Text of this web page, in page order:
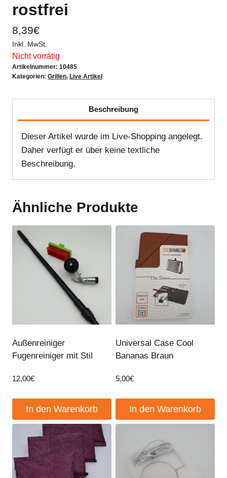
rostfrei
8,39€
Inkl. MwSt.
Nicht vorrätig
Artikelnummer: 10485
Kategorien: Grillen, Live Artikel
Beschreibung
Dieser Artikel wurde im Live-Shopping angelegt.
Daher verfügt er über keine textliche
Beschreibung.
Ähnliche Produkte
Außenreiniger
Fugenreiniger mit Stil
12,00€
In den Warenkorb
Universal Case Cool
Bananas Braun
5,00€
In den Warenkorb